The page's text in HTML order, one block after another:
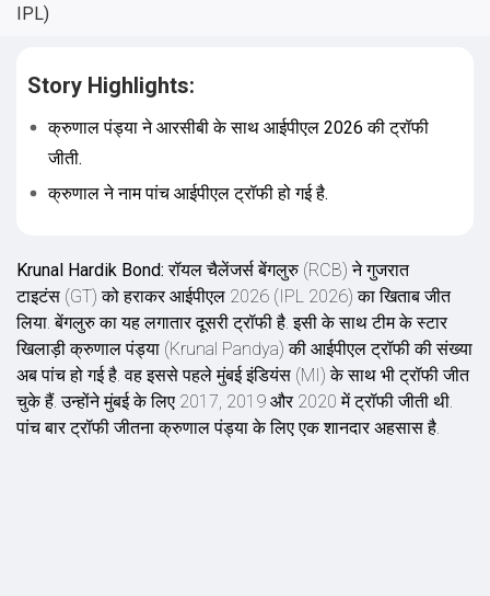
IPL)
Story Highlights:
क्रुणाल पंड्या ने आरसीबी के साथ आईपीएल 2026 की ट्रॉफी
जीती.
क्रुणाल ने नाम पांच आईपीएल ट्रॉफी हो गई है.
Krunal Hardik Bond: रॉयल चैलेंजर्स बेंगलुरु (RCB) ने गुजरात
टाइटंस (GT) को हराकर आईपीएल 2026 (IPL 2026) का ख‍िताब जीत
लिया. बेंगलुरु का यह लगातार दूसरी ट्रॉफी है. इसी के साथ टीम के स्टार
ख‍िलाड़ी क्रुणाल पंड्या (Krunal Pandya) की आईपीएल ट्रॉफी की संख्या
अब पांच हो गई है. वह इससे पहले मुंबई इंडियंस (MI) के साथ भी ट्रॉफी जीत
चुके हैं. उन्होंने मुंबई के लिए 2017, 2019 और 2020 में ट्रॉफी जीती थी.
पांच बार ट्रॉफी जीतना क्रुणाल पंड्या के लिए एक शानदार अहसास है.